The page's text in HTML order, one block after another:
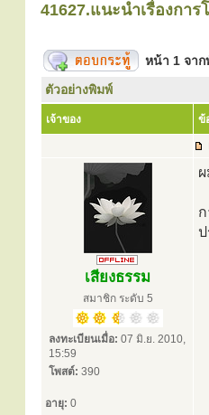
41627.แนะนำเรื่องกา
หน้า 1 จาก
ตัวอย่างพิมพ์
เจ้าของ ข้
เสียงธรรม
สมาชิก ระดับ 5
ลงทะเบียนเมื่อ: 07 มิ.ย. 2010,
15:59
โพสต์: 390
อายุ: 0